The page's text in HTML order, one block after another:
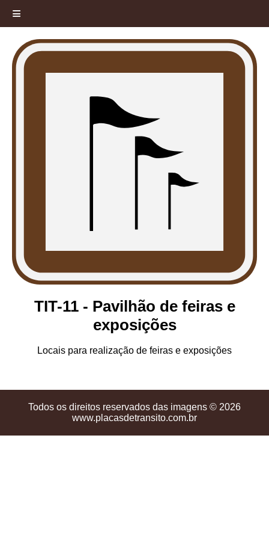
TIT-11 - Pavilhão de feiras e
exposições
Locais para realização de feiras e exposições
Todos os direitos reservados das imagens © 2026
www.placasdetransito.com.br